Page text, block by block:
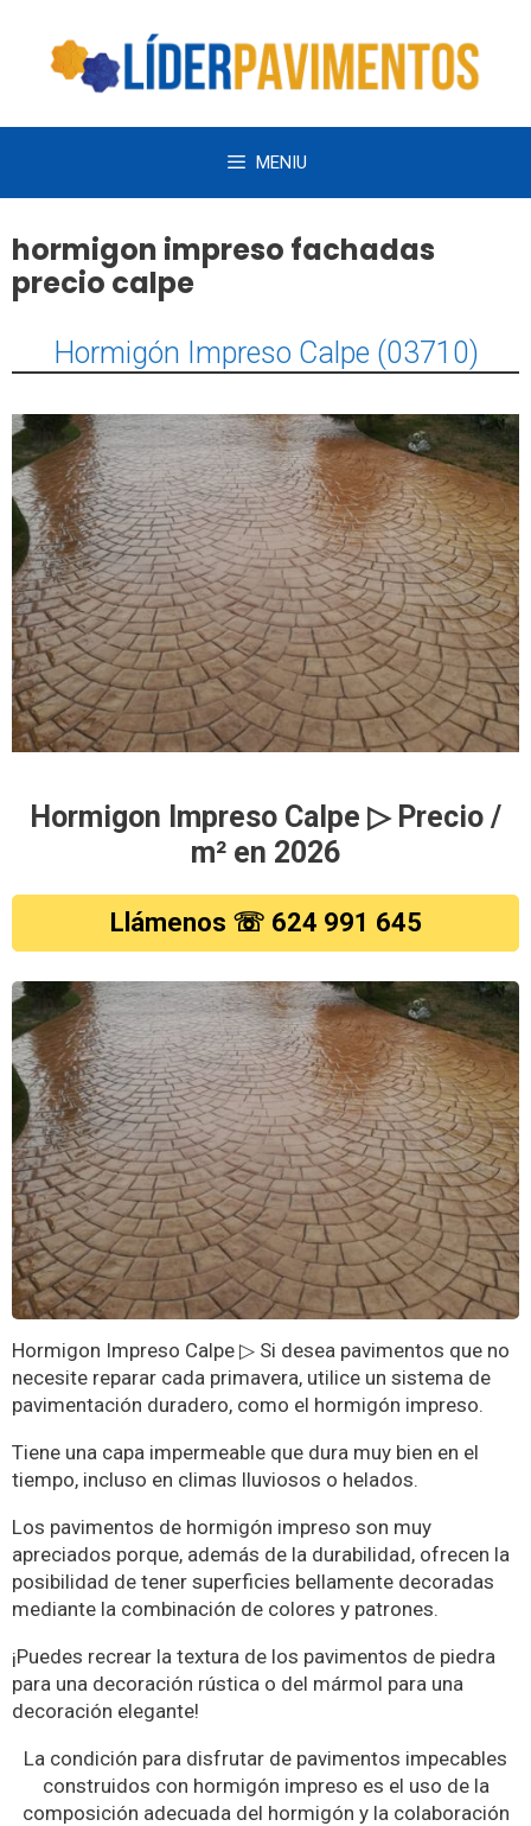
contenido
MENIU
hormigon impreso fachadas
precio calpe
Hormigón Impreso Calpe (03710)
Hormigon Impreso Calpe ▷ Precio /
m² en 2026
Llámenos ☏ 624 991 645
Hormigon Impreso Calpe ▷ Si desea pavimentos que no
necesite reparar cada primavera, utilice un sistema de
pavimentación duradero, como el hormigón impreso.
Tiene una capa impermeable que dura muy bien en el
tiempo, incluso en climas lluviosos o helados.
Los pavimentos de hormigón impreso son muy
apreciados porque, además de la durabilidad, ofrecen la
posibilidad de tener superficies bellamente decoradas
mediante la combinación de colores y patrones.
¡Puedes recrear la textura de los pavimentos de piedra
para una decoración rústica o del mármol para una
decoración elegante!
La condición para disfrutar de pavimentos impecables
construidos con hormigón impreso es el uso de la
composición adecuada del hormigón y la colaboración